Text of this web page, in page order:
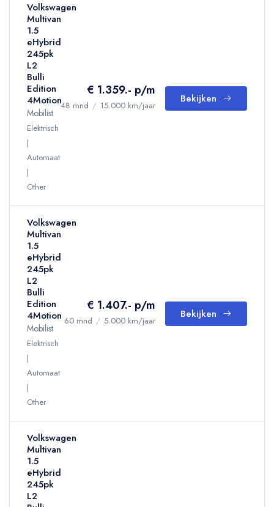
Volkswagen
Multivan
1.5
eHybrid
245pk
L2
Bulli
Edition
4Motion
Mobilist
Elektrisch
Automaat
Other
€ 1.359.- p/m
48 mnd / 15.000 km/jaar
Bekijken
Volkswagen
Multivan
1.5
eHybrid
245pk
L2
Bulli
Edition
4Motion
Mobilist
Elektrisch
Automaat
Other
€ 1.407.- p/m
60 mnd / 5.000 km/jaar
Bekijken
Volkswagen
Multivan
1.5
eHybrid
245pk
L2